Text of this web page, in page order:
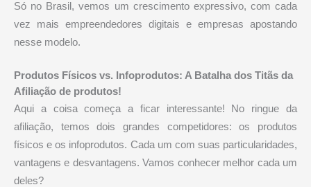
Só no Brasil, vemos um crescimento expressivo, com cada
vez mais empreendedores digitais e empresas apostando
nesse modelo.
Produtos Físicos vs. Infoprodutos: A Batalha dos Titãs da
Afiliação de produtos!
Aqui a coisa começa a ficar interessante! No ringue da
afiliação, temos dois grandes competidores: os produtos
físicos e os infoprodutos. Cada um com suas particularidades,
vantagens e desvantagens. Vamos conhecer melhor cada um
deles?